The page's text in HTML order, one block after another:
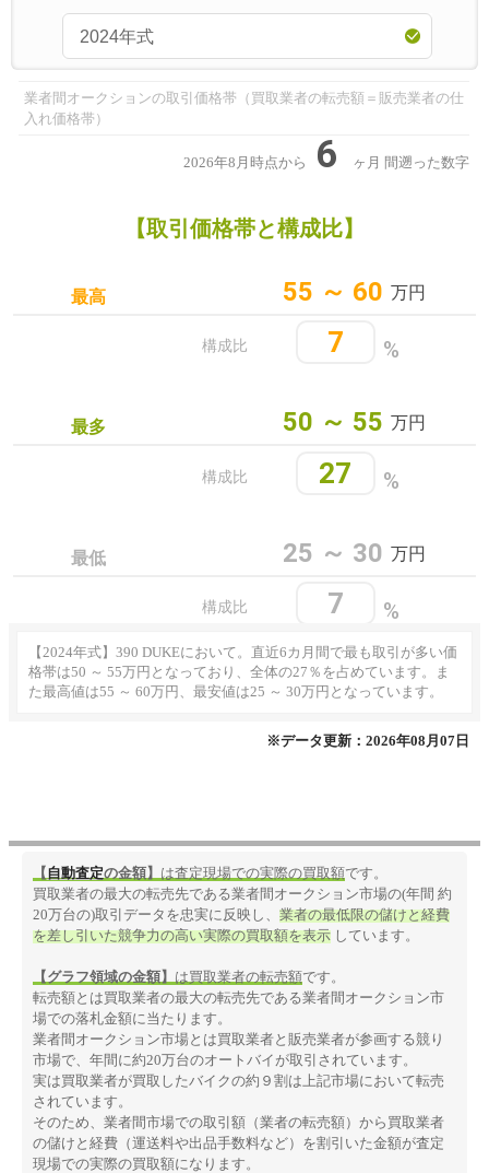
業者間オークションの取引価格帯（買取業者の転売額＝販売業者の仕
入れ価格帯）
2026年8月時点から 6 ヶ月 間遡った数字
【取引価格帯と構成比】
最高 55 ～ 60 万円
%
7
構成比
最多 50 ～ 55 万円
%
27
構成比
最低 25 ～ 30 万円
%
7
構成比
【2024年式】390 DUKEにおいて。直近6カ月間で最も取引が多い価
格帯は50 ～ 55万円となっており、全体の27％を占めています。ま
た最高値は55 ～ 60万円、最安値は25 ～ 30万円となっています。
※データ更新：2026年08月07日
【 自動査定の金額】 は査定現場での実際の買取額です。
買取業者の最大の転売先である業者間オークション市場の(年間 約
20万台の)取引データを忠実に反映し、 業者の最低限の儲けと経費
を差し引いた競争力の高い実際の買取額を表示 しています。
【グラフ領域の金額】 は買取業者の転売額です。
転売額とは買取業者の最大の転売先である業者間オークション市
場での落札金額に当たります。
業者間オークション市場とは買取業者と販売業者が参画する競り
市場で、年間に約20万台のオートバイが取引されています。
実は買取業者が買取したバイクの約９割は上記市場において転売
されています。
そのため、業者間市場での取引額（業者の転売額）から買取業者
の儲けと経費（運送料や出品手数料など）を割引いた金額が査定
現場での実際の買取額になります。